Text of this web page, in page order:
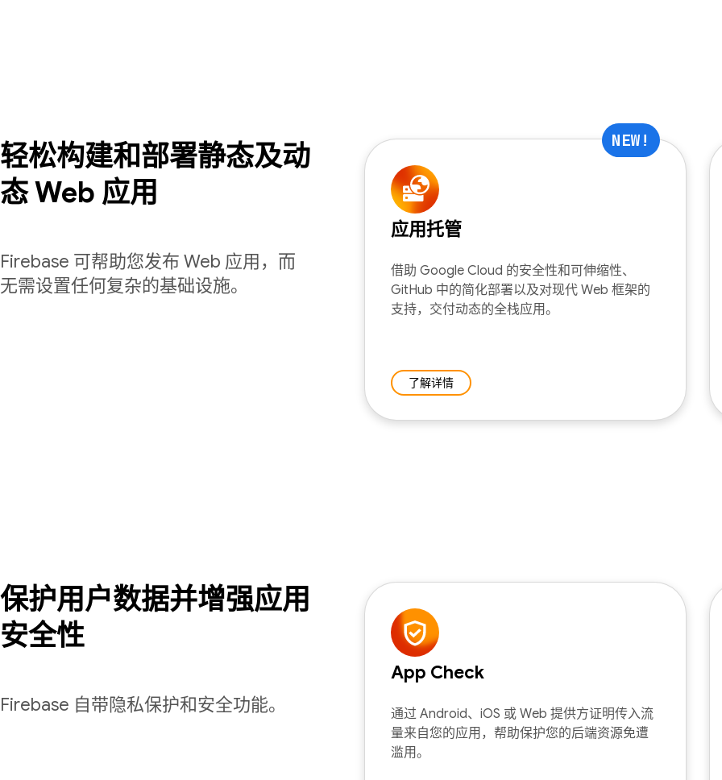
轻松构建和部署静态及动
态 Web 应用
Firebase 可帮助您发布 Web 应用，而
无需设置任何复杂的基础设施。
NEW!
应用托管
借助 Google Cloud 的安全性和可伸缩性、
GitHub 中的简化部署以及对现代 Web 框架的
支持，交付动态的全栈应用。
了解详情
保护用户数据并增强应用
安全性
Firebase 自带隐私保护和安全功能。
App Check
通过 Android、iOS 或 Web 提供方证明传入流
量来自您的应用，帮助保护您的后端资源免遭
滥用。